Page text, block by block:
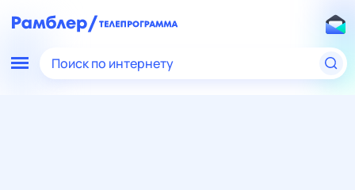
Поиск по интернету